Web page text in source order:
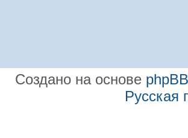
Создано на основе phpBB
Русская